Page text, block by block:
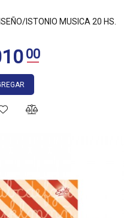
ISTONIO MUSICA 20 HS.